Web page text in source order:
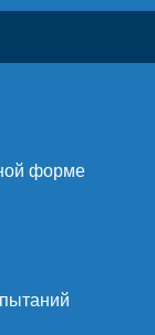
форме